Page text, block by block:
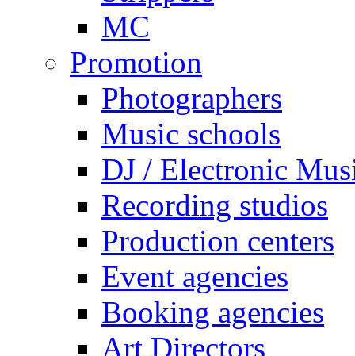
MC
Promotion
Photographers
Music schools
DJ / Electronic
Recording studios
Production centers
Event agencies
Booking agencies
Art Directors